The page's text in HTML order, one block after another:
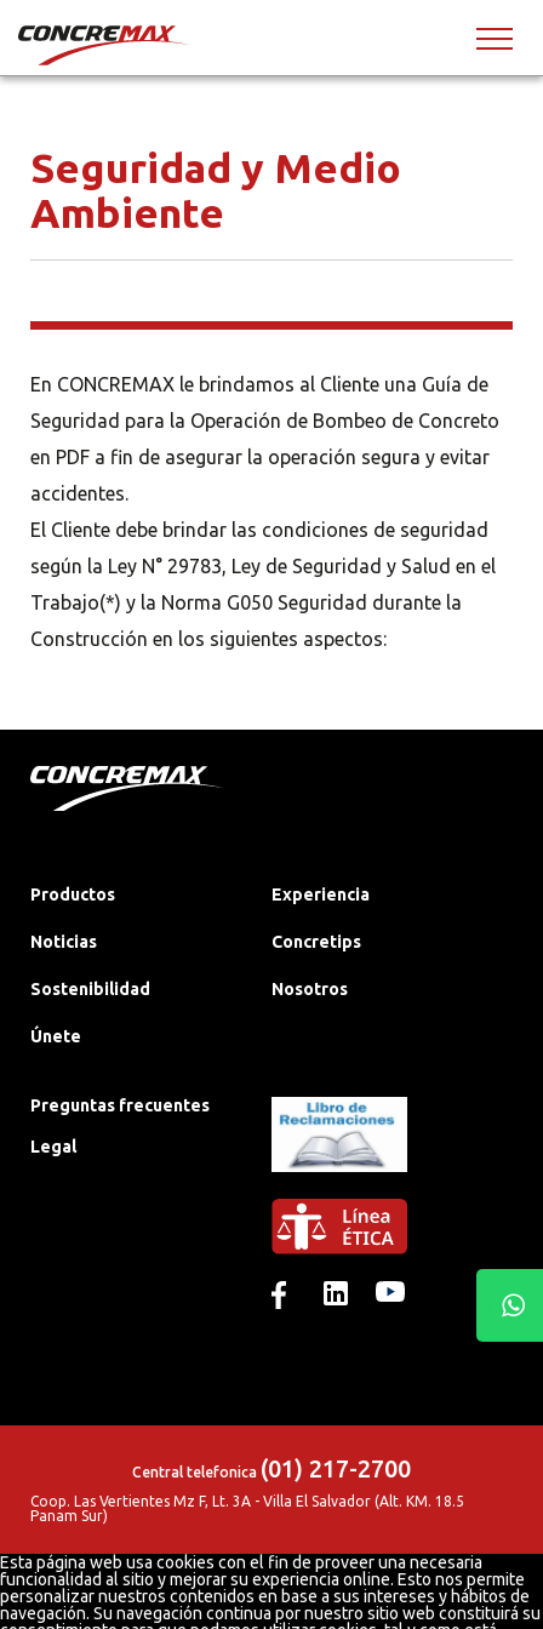
Seguridad y Medio
Ambiente
En CONCREMAX le brindamos al Cliente una Guía de
Seguridad para la Operación de Bombeo de Concreto
en PDF a fin de asegurar la operación segura y evitar
accidentes.
El Cliente debe brindar las condiciones de seguridad
según la Ley N° 29783, Ley de Seguridad y Salud en el
Trabajo(*) y la Norma G050 Seguridad durante la
Construcción en los siguientes aspectos:
Productos Experiencia
Noticias Concretips
Sostenibilidad Nosotros
Únete
Preguntas frecuentes
Legal
Central telefonica (01) 217-2700
Coop. Las Vertientes Mz F, Lt. 3A - Villa El Salvador (Alt. KM. 18.5
Panam Sur)
Esta página web usa cookies con el fin de proveer una necesaria
funcionalidad al sitio y mejorar su experiencia online. Esto nos permite
personalizar nuestros contenidos en base a sus intereses y hábitos de
navegación. Su navegación continua por nuestro sitio web constituirá su